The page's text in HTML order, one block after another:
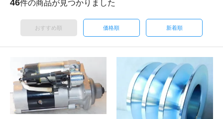
46件の商品が見つかりました
おすすめ順 価格順 新着順